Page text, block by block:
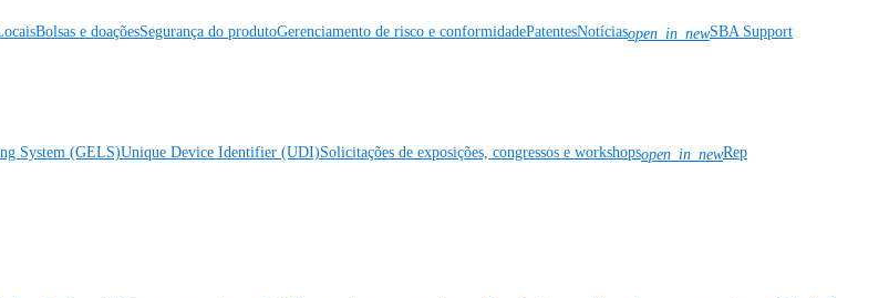
Bolsas e doaçõesSegurança do produtoGerenciamento de risco e conformidadePatentesNotíciasopen_in_newSBA Support
System (GELS)Unique Device Identifier (UDI)Solicitações de exposições, congressos e workshopsopen_in_newRep